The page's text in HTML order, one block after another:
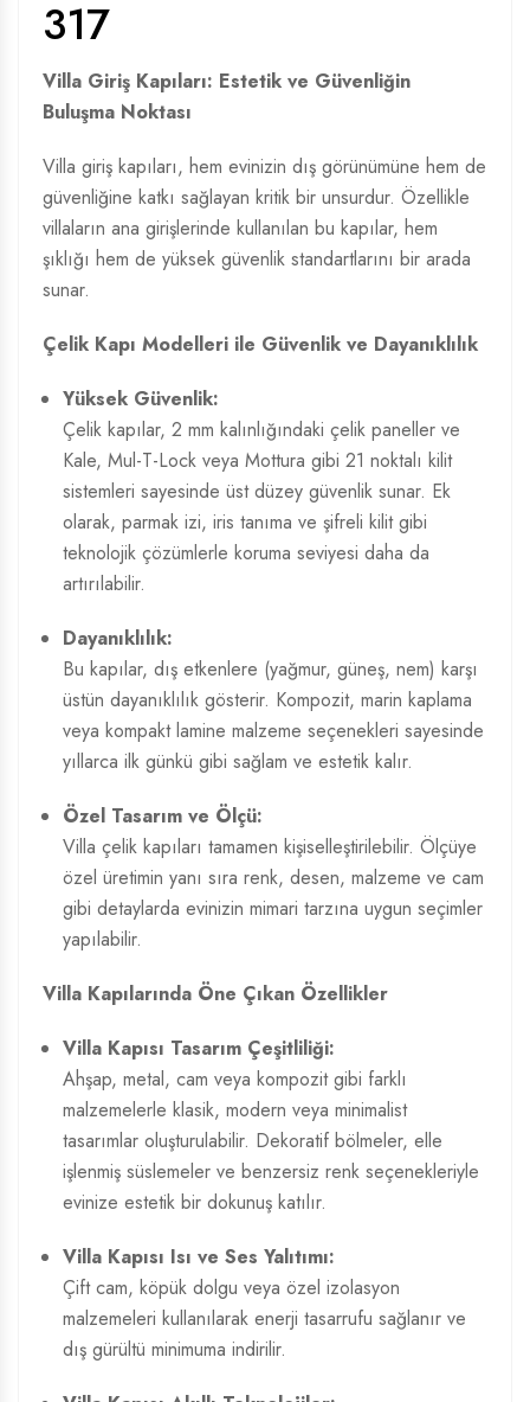
317
Villa Giriş Kapıları: Estetik ve Güvenliğin
Buluşma Noktası
Villa giriş kapıları, hem evinizin dış görünümüne hem de
güvenliğine katkı sağlayan kritik bir unsurdur. Özellikle
villaların ana girişlerinde kullanılan bu kapılar, hem
şıklığı hem de yüksek güvenlik standartlarını bir arada
sunar.
Çelik Kapı Modelleri ile Güvenlik ve Dayanıklılık
Yüksek Güvenlik:
Çelik kapılar, 2 mm kalınlığındaki çelik paneller ve
Kale, Mul-T-Lock veya Mottura gibi 21 noktalı kilit
sistemleri sayesinde üst düzey güvenlik sunar. Ek
olarak, parmak izi, iris tanıma ve şifreli kilit gibi
teknolojik çözümlerle koruma seviyesi daha da
artırılabilir.
Dayanıklılık:
Bu kapılar, dış etkenlere (yağmur, güneş, nem) karşı
üstün dayanıklılık gösterir. Kompozit, marin kaplama
veya kompakt lamine malzeme seçenekleri sayesinde
yıllarca ilk günkü gibi sağlam ve estetik kalır.
Özel Tasarım ve Ölçü:
Villa çelik kapıları tamamen kişiselleştirilebilir. Ölçüye
özel üretimin yanı sıra renk, desen, malzeme ve cam
gibi detaylarda evinizin mimari tarzına uygun seçimler
yapılabilir.
Villa Kapılarında Öne Çıkan Özellikler
Villa Kapısı Tasarım Çeşitliliği:
Ahşap, metal, cam veya kompozit gibi farklı
malzemelerle klasik, modern veya minimalist
tasarımlar oluşturulabilir. Dekoratif bölmeler, elle
işlenmiş süslemeler ve benzersiz renk seçenekleriyle
evinize estetik bir dokunuş katılır.
Villa Kapısı Isı ve Ses Yalıtımı:
Çift cam, köpük dolgu veya özel izolasyon
malzemeleri kullanılarak enerji tasarrufu sağlanır ve
dış gürültü minimuma indirilir.